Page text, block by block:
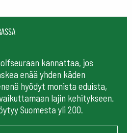
kannattaa, jos
enää yhden käden
hyödyt monista eduista,
lajin kehitykseen.
Suomesta yli 200.